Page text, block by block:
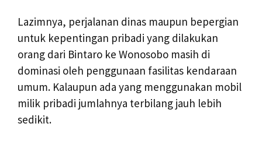
Lazimnya, perjalanan dinas maupun bepergian
untuk kepentingan pribadi yang dilakukan
orang dari Bintaro ke Wonosobo masih di
dominasi oleh penggunaan fasilitas kendaraan
umum. Kalaupun ada yang menggunakan mobil
milik pribadi jumlahnya terbilang jauh lebih
sedikit.